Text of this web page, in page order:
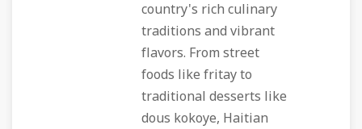
country's rich culinary
traditions and vibrant
flavors. From street
foods like fritay to
traditional desserts like
dous kokoye, Haitian